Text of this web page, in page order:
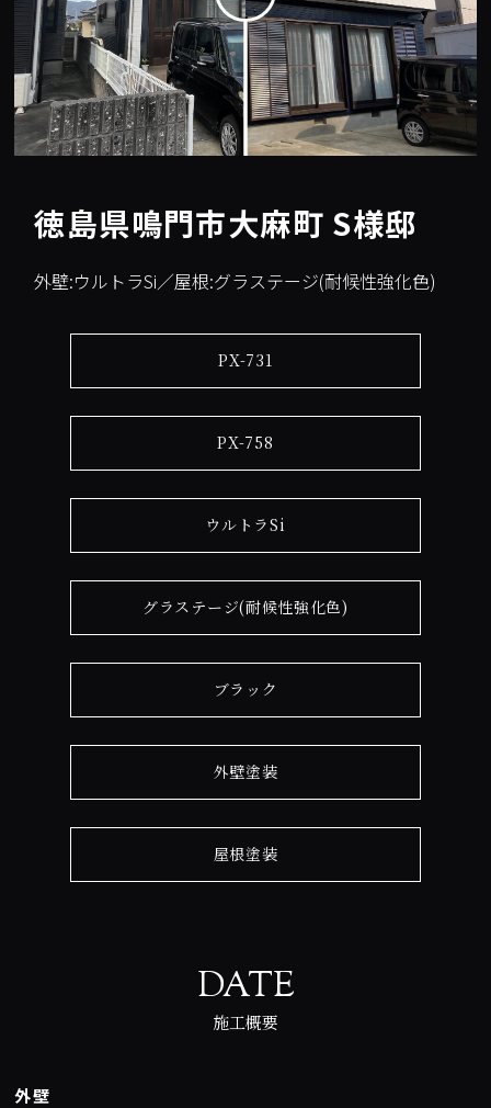
徳島県鳴門市大麻町 S様邸
外壁:ウルトラSi／屋根:グラステージ(耐候性強化色)
PX-731
PX-758
ウルトラSi
グラステージ(耐候性強化色)
ブラック
外壁塗装
屋根塗装
DATE
施工概要
外壁